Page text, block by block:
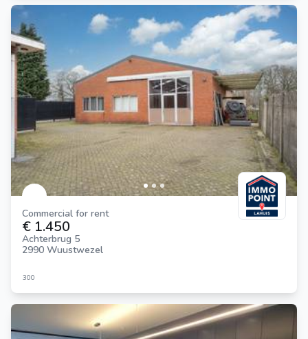
Commercial for rent
€ 1.450
Achterbrug 5
2990 Wuustwezel
300